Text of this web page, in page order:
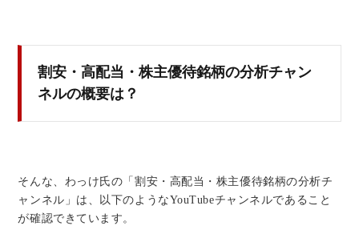
割安・高配当・株主優待銘柄の分析チャン
ネルの概要は？
そんな、わっけ氏の「割安・高配当・株主優待銘柄の分析チ
ャンネル」は、以下のようなYouTubeチャンネルであること
が確認できています。